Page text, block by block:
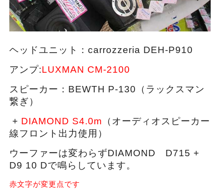
ヘッドユニット：carrozzeria DEH-P910
アンプ:LUXMAN CM-2100
スピーカー：BEWTH P-130（ラックスマン
繋ぎ）
+ DIAMOND S4.0m （オーディオスピーカー
線フロント出力使用）
ウーファーは変わらずDIAMOND D715 +
D9 10 Dで鳴らしています。
赤文字が変更点です